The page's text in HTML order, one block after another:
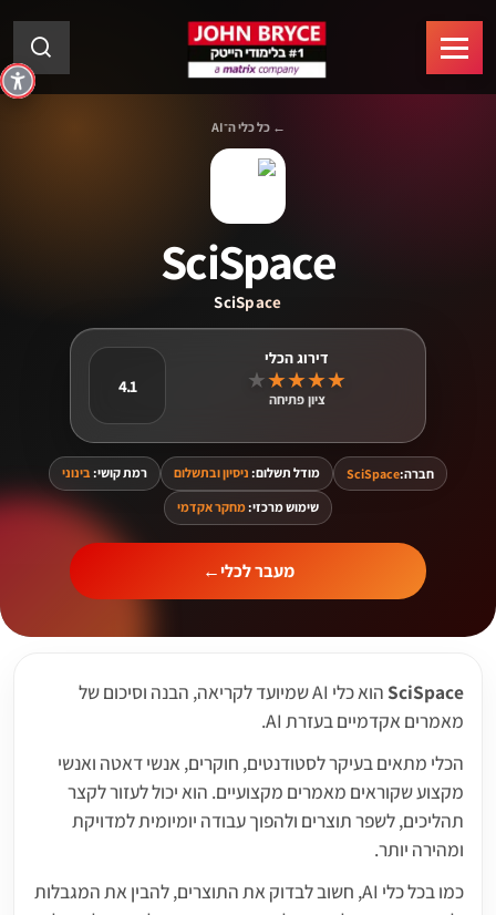
← כל כלי ה־AI
SciSpace
SciSpace
4.1 ★
★
★
★
★
ציון פתיחה
חברה:SciSpace מודל תשלום: ניסיון ובתשלום רמת קושי:בינוני
שימוש מרכזי:מחקר אקדמי
מעבר לכלי←
SciSpace
הוא כלי AI שמיועד לקריאה, הבנה וסיכום של
מאמרים אקדמיים בעזרת AI.
הכלי מתאים בעיקר לסטודנטים, חוקרים, אנשי דאטה ואנשי
מקצוע שקוראים מאמרים מקצועיים. הוא יכול לעזור לקצר
תהליכים, לשפר תוצרים ולהפוך עבודה יומיומית למדויקת
ומהירה יותר.
כמו בכל כלי AI, חשוב לבדוק את התוצרים, להבין את המגבלות